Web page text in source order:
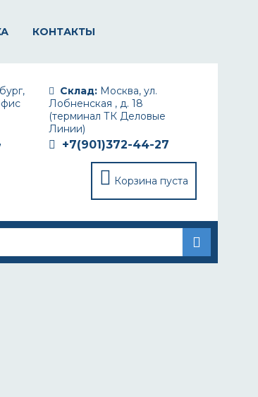
КОНТАКТЫ
Склад: Москва, ул.
Лобненская , д. 18
(терминал ТК Деловые
Линии)
+7(901)372-44-27
Корзина пуста